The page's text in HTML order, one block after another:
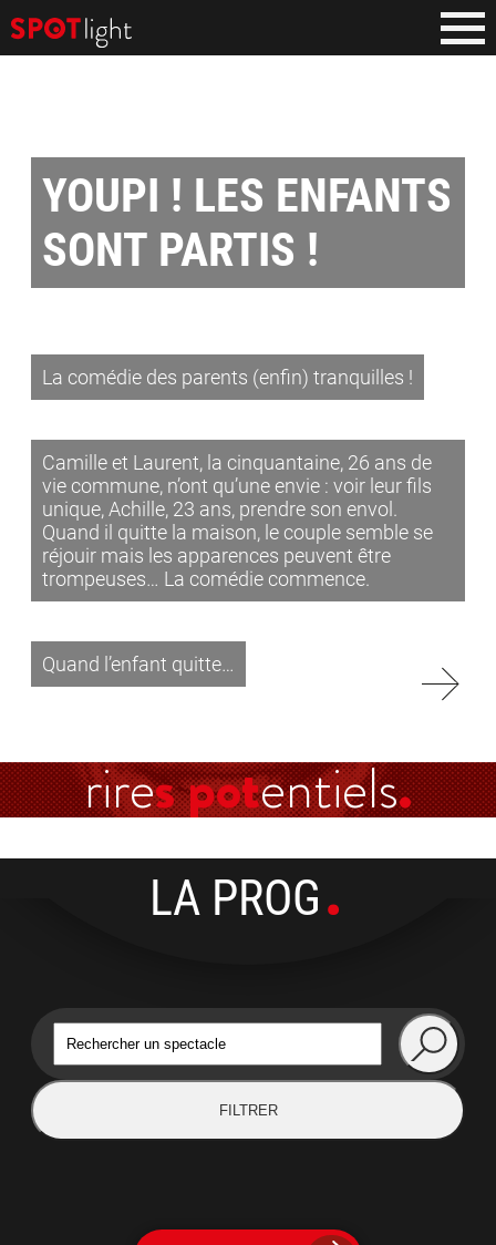
YOUPI ! LES ENFANTS
SONT PARTIS !
La comédie des parents (enfin) tranquilles !
Camille et Laurent, la cinquantaine, 26 ans de
vie commune, n’ont qu’une envie : voir leur fils
unique, Achille, 23 ans, prendre son envol.
Quand il quitte la maison, le couple semble se
réjouir mais les apparences peuvent être
trompeuses… La comédie commence.
Quand l’enfant quitte…
rires potentiels
LA PROG
FILTRER